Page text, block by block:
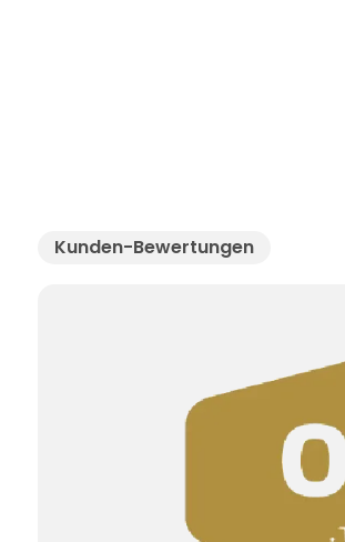
Kunden-Bewertungen